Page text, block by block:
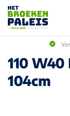
110
104cm